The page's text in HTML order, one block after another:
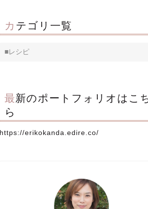
カテゴリ一覧
最新のポートフォリオはこち
ら
https://erikokanda.edire.co/